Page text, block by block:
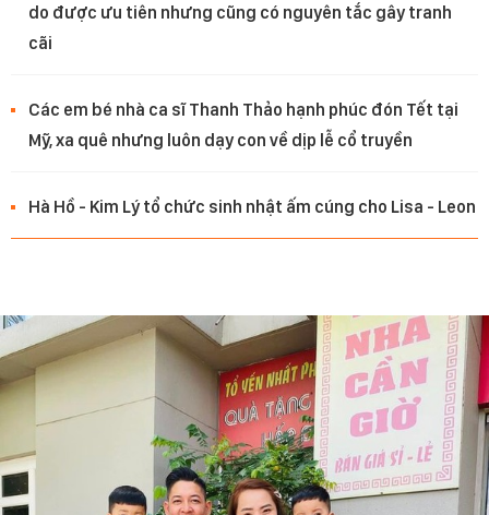
do được ưu tiên nhưng cũng có nguyên tắc gây tranh
cãi
Các em bé nhà ca sĩ Thanh Thảo hạnh phúc đón Tết tại
Mỹ, xa quê nhưng luôn dạy con về dịp lễ cổ truyền
Hà Hồ - Kim Lý tổ chức sinh nhật ấm cúng cho Lisa - Leon